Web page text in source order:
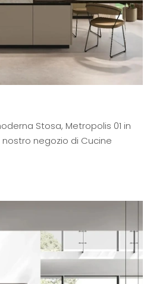
Stosa, Metropolis 01 in
negozio di Cucine